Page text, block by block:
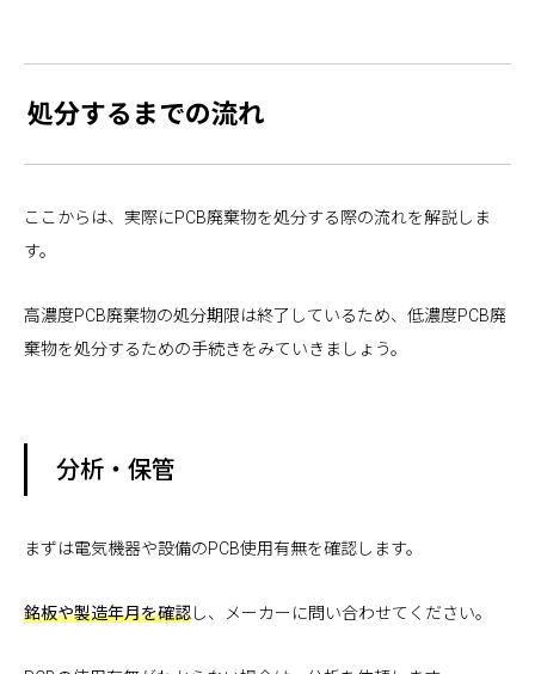
処分するまでの流れ
ここからは、実際にPCB廃棄物を処分する際の流れを解説しま
す。
高濃度PCB廃棄物の処分期限は終了しているため、低濃度PCB廃
棄物を処分するための手続きをみていきましょう。
分析・保管
まずは電気機器や設備のPCB使用有無を確認します。
銘板や製造年月を確認し、メーカーに問い合わせてください。